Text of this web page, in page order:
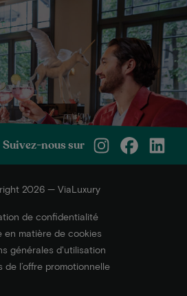
Suivez-nous sur
2026 — ViaLuxury
de confidentialité
en matière de cookies
générales d'utilisation
de l’offre promotionnelle